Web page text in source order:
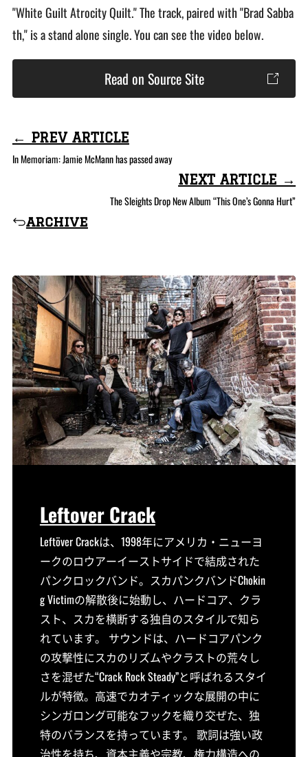
"White Guilt Atrocity Quilt." The track, paired with "Brad Sabba
th," is a stand alone single. You can see the video below.
Read on Source Site
← PREV ARTICLE
In Memoriam: Jamie McMann has passed away
archive
NEXT ARTICLE →
The Sleights Drop New Album “This One’s Gonna Hurt”
Leftover Crack
Leftöver Crackは、1998年にアメリカ・ニューヨ
ークのロウアーイーストサイドで結成された
パンクロックバンド。スカパンクバンドChokin
g Victimの解散後に始動し、ハードコア、クラ
スト、スカを横断する独自のスタイルで知ら
れています。 サウンドは、ハードコアパンク
の攻撃性にスカのリズムやクラストの荒々し
さを混ぜた“Crack Rock Steady”と呼ばれるスタイ
ルが特徴。高速でカオティックな展開の中に
シンガロング可能なフックを織り交ぜた、独
特のバランスを持っています。 歌詞は強い政
治性を持ち、資本主義や宗教、権力構造への